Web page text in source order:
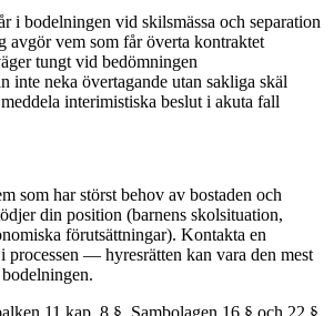
i bodelningen vid skilsmässa och separation
avgör vem som får överta kontraktet
tungt vid bedömningen
inte neka övertagande utan sakliga skäl
interimistiska beslut i akuta fall
som har störst behov av bostaden och
din position (barnens skolsituation,
förutsättningar). Kontakta en
processen — hyresrätten kan vara den mest